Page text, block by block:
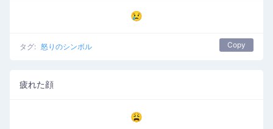
😢
タグ: 怒りのシンボル Copy
疲れた顔
😩